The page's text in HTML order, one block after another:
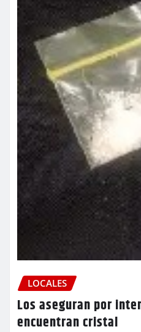
LOCALES
Los aseguran por
encuentran cristal